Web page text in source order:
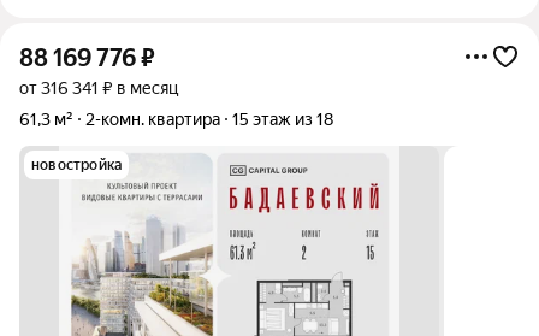
88 169 776₽
от 316 341 ₽ в месяц
61,3 м²
2-комн. квартира 15 этаж из 18
новостройка